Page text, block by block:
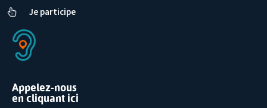
Je participe
Appelez-nous
en cliquant ici